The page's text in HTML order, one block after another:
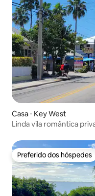
Casa ⋅ Key West
Linda vila romântica
Preferido dos hóspedes
Preferido dos hóspedes